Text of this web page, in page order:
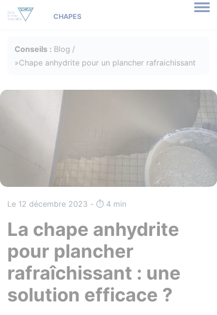
Conseils : Blog
Chape anhydrite pour un plancher rafraichissant
Le 12 décembre 2023 - ⏱️️ 4 min
La chape anhydrite
pour plancher
rafraîchissant : une
solution efficace ?